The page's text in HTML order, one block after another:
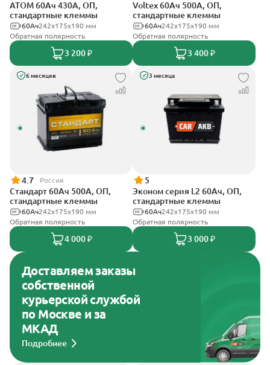
АТОМ 60Ач 430А, ОП,
стандартные клеммы
242х175х190 мм
60Ач
Обратная полярность
3 200 ₽
Voltex 60Ач 500А, ОП,
стандартные клеммы
242х175х190 мм
60Ач
Обратная полярность
3 400 ₽
6 месяцев
4.7 Россия
Стандарт 60Ач 500А, ОП,
стандартные клеммы
242x175x190 мм
60Ач
Обратная полярность
4 000 ₽
3 месяца
5
Эконом серия L2 60Ач, ОП,
стандартные клеммы
242х175х190 мм
60Ач
Обратная полярность
3 000 ₽
Доставляем заказы
собственной
курьерской службой
по Москве и за
МКАД
Подробнее